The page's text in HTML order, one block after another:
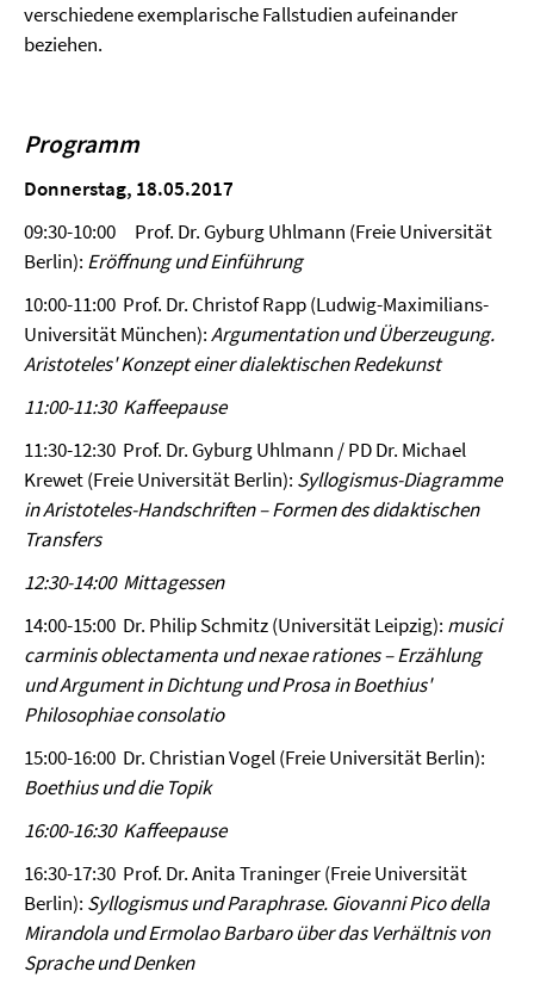
verschiedene exemplarische Fallstudien aufeinander
beziehen.
Programm
Donnerstag, 18.05.2017
09:30-10:00 Prof. Dr. Gyburg Uhlmann (Freie Universität
Berlin): Eröffnung und Einführung
10:00-11:00 Prof. Dr. Christof Rapp (Ludwig-Maximilians-
Universität München):Argumentation und Überzeugung.
Aristoteles' Konzept einer dialektischen Redekunst
11:00-11:30 Kaffeepause
11:30-12:30 Prof. Dr. Gyburg Uhlmann / PD Dr. Michael
Krewet (Freie Universität Berlin): Syllogismus-Diagramme
in Aristoteles-Handschriften – Formen des didaktischen
Transfers
12:30-14:00 Mittagessen
14:00-15:00 Dr. Philip Schmitz (Universität Leipzig): musici
carminis oblectamenta und nexae rationes–Erzählung
und Argument in Dichtung und Prosa in Boethius'
Philosophiae consolatio
15:00-16:00 Dr. Christian Vogel (Freie Universität Berlin):
Boethius und die Topik
16:00-16:30 Kaffeepause
16:30-17:30 Prof. Dr. Anita Traninger (Freie Universität
Berlin): Syllogismus und Paraphrase. Giovanni Pico della
Mirandola und Ermolao Barbaro über das Verhältnis von
Sprache und Denken